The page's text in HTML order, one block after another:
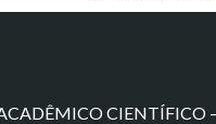
CIENTÍFICO